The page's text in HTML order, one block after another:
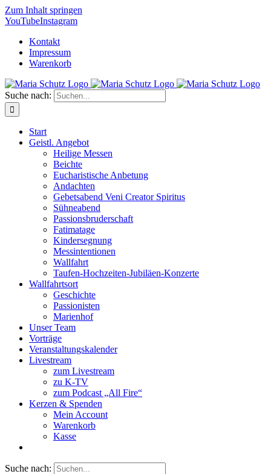
Zum Inhalt springen
YouTubeInstagram
Kontakt
Impressum
Warenkorb
Suche nach:
Start
Geistl. Angebot
Heilige Messen
Beichte
Eucharistische Anbetung
Andachten
Gebetsabend Veni Creator Spiritus
Sühneabend
Passionsbruderschaft
Fatimatage
Kindersegnung
Messintentionen
Wallfahrt
Taufen-Hochzeiten-Jubiläen-Konzerte
Wallfahrtsort
Geschichte
Passionisten
Marienhof
Unser Team
Vorträge
Veranstaltungskalender
Livestream
zum Livestream
zu K-TV
zum Podcast „All Fire“
Kerzen & Spenden
Mein Account
Warenkorb
Kasse
Suche nach: